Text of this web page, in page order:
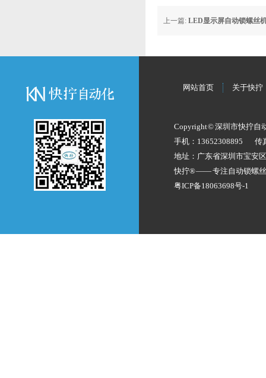
上一篇: LED显示屏自动锁螺丝
网站首页 关于快拧
Copyright © 深圳市快拧自
手机：13652308895
传
地址：广东省深圳市宝安
快拧® —— 专注自动锁螺
粤ICP备18063698号-1